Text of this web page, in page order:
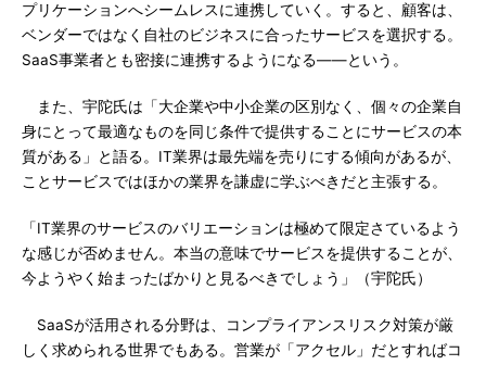
プリケーションへシームレスに連携していく。すると、顧客は、
ベンダーではなく自社のビジネスに合ったサービスを選択する。
SaaS事業者とも密接に連携するようになる――という。
また、宇陀氏は「大企業や中小企業の区別なく、個々の企業自
身にとって最適なものを同じ条件で提供することにサービスの本
質がある」と語る。IT業界は最先端を売りにする傾向があるが、
ことサービスではほかの業界を謙虚に学ぶべきだと主張する。
「IT業界のサービスのバリエーションは極めて限定さているよう
な感じが否めません。本当の意味でサービスを提供することが、
今ようやく始まったばかりと見るべきでしょう」（宇陀氏）
SaaSが活用される分野は、コンプライアンスリスク対策が厳
しく求められる世界でもある。営業が「アクセル」だとすればコ